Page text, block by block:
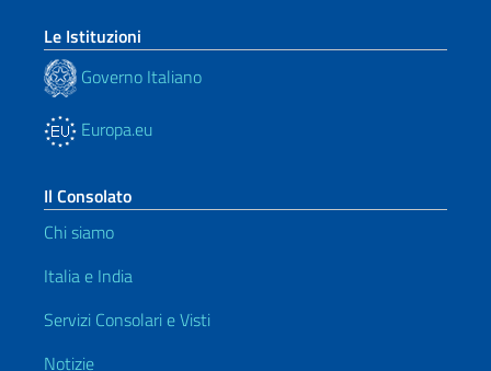
Le Istituzioni
Governo Italiano
Europa.eu
Il Consolato
Chi siamo
Italia e India
Servizi Consolari e Visti
Notizie